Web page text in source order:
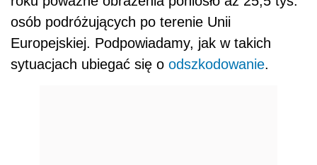
osób podróżujących po terenie Unii
Europejskiej. Podpowiadamy, jak w takich
sytuacjach ubiegać się o odszkodowanie.